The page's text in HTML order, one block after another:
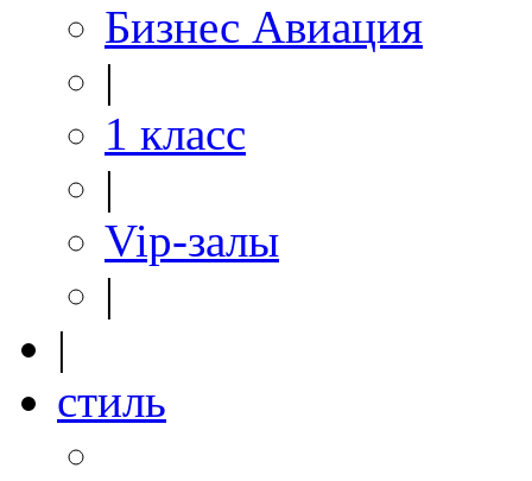
Бизнес Авиация
|
1 класс
|
Vip-залы
|
|
стиль